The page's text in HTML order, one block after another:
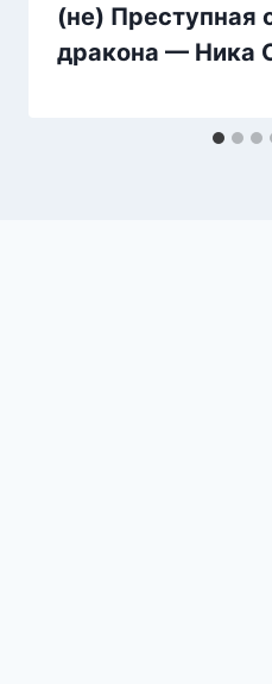
(не) Преступная
дракона — Ника